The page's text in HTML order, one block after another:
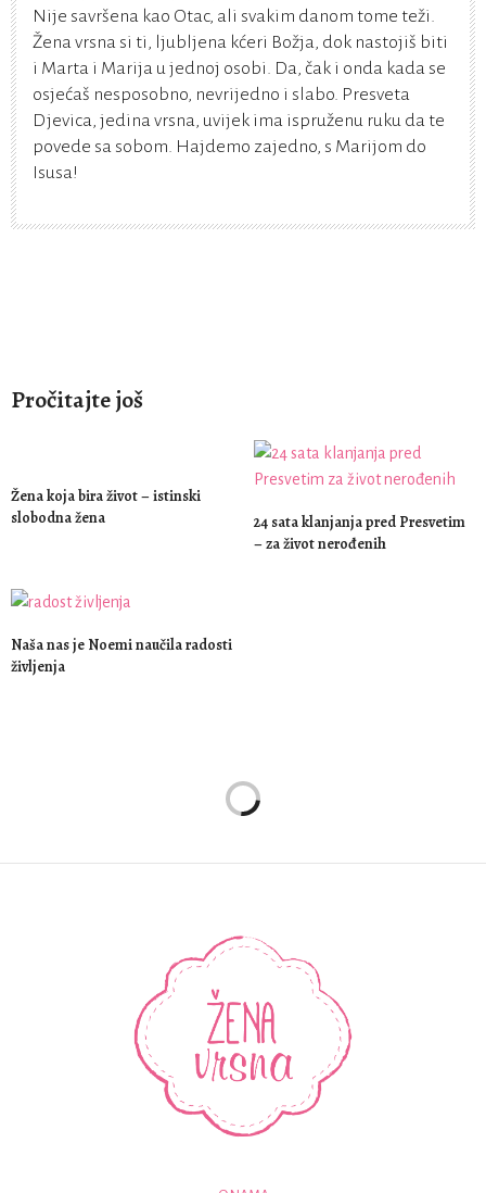
Nije savršena kao Otac, ali svakim danom tome teži.
Žena vrsna si ti, ljubljena kćeri Božja, dok nastojiš biti
i Marta i Marija u jednoj osobi. Da, čak i onda kada se
osjećaš nesposobno, nevrijedno i slabo. Presveta
Djevica, jedina vrsna, uvijek ima ispruženu ruku da te
povede sa sobom. Hajdemo zajedno, s Marijom do
Isusa!
Pročitajte još
Žena koja bira život – istinski
slobodna žena
24 sata klanjanja pred Presvetim
– za život nerođenih
Naša nas je Noemi naučila radosti
življenja